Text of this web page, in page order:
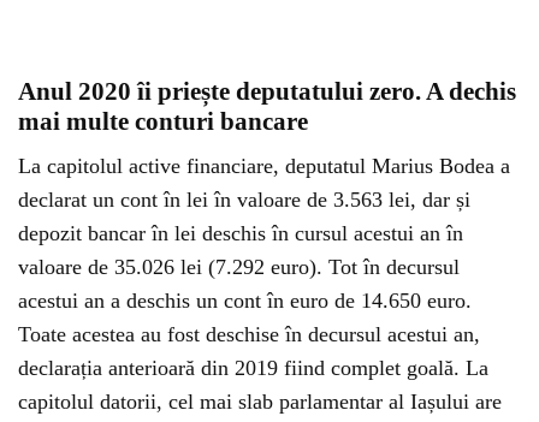
Anul 2020 îi priește deputatului zero. A dechis
mai multe conturi bancare
La capitolul active financiare, deputatul Marius Bodea a
declarat un cont în lei în valoare de 3.563 lei, dar și
depozit bancar în lei deschis în cursul acestui an în
valoare de 35.026 lei (7.292 euro). Tot în decursul
acestui an a deschis un cont în euro de 14.650 euro.
Toate acestea au fost deschise în decursul acestui an,
declarația anterioară din 2019 fiind complet goală. La
capitolul datorii, cel mai slab parlamentar al Iașului are